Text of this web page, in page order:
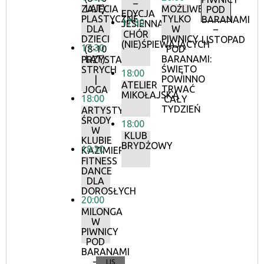
LAT)
ZAJĘCIA
PLASTYCZNE
DLA
DZIECI
(8-10
LAT)
17:30
PRZYSTANEK
STRYCH
JOGA
18:00
ARTYSTYCZNE
ŚRODY
W
KLUBIE
KAZIMIERZ
18:30
FITNESS
DANCE
DLA
DOROSŁYCH
20:00
MILONGA
W
PIWNICY
POD
BARANAMI
–
–
EDYCJA
JESIENNA
17:30
CHÓR
(NIE)ŚPIEWAJĄCYCH
18:00
ATELIER
MIKOŁAJSKA
18:00
KLUB
BRYDŻOWY
MOŻLIWE
TYLKO
W
PIWNICY
POD
BARANAMI:
ŚWIĘTO
POWINNO
TRWAĆ
CAŁY
TYDZIEŃ
POD
BARANAMI
–
LISTOPAD
LIS